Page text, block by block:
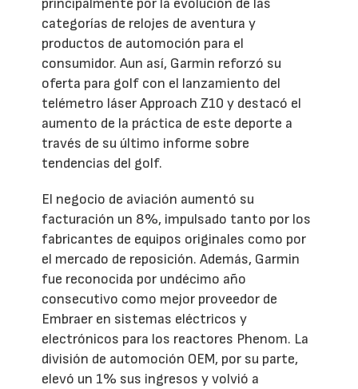
principalmente por la evolución de las
categorías de relojes de aventura y
productos de automoción para el
consumidor. Aun así, Garmin reforzó su
oferta para golf con el lanzamiento del
telémetro láser Approach Z10 y destacó el
aumento de la práctica de este deporte a
través de su último informe sobre
tendencias del golf.
El negocio de aviación aumentó su
facturación un 8%, impulsado tanto por los
fabricantes de equipos originales como por
el mercado de reposición. Además, Garmin
fue reconocida por undécimo año
consecutivo como mejor proveedor de
Embraer en sistemas eléctricos y
electrónicos para los reactores Phenom. La
división de automoción OEM, por su parte,
elevó un 1% sus ingresos y volvió a